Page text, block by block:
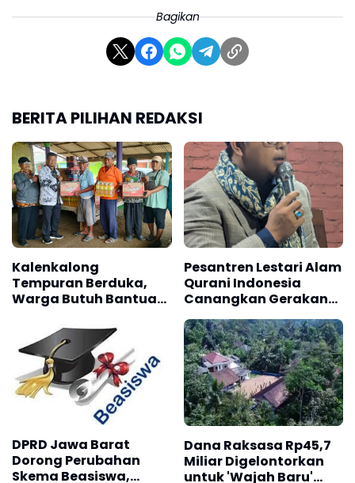
Bagikan
BERITA PILIHAN REDAKSI
Kalenkalong
Tempuran Berduka,
Warga Butuh Bantuan
Hancur," Terima Kasih
PGRI Kecamatan
Tempuran"
Pesantren Lestari Alam
Qurani Indonesia
Canangkan Gerakan
“Wibawa Nusantara”
DPRD Jawa Barat
Dorong Perubahan
Skema Beasiswa,
Dana Raksasa Rp45,7
Miliar Digelontorkan
untuk 'Wajah Baru'